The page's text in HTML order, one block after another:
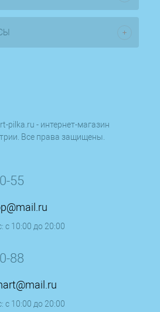
pilka.ru - интернет-магазин
Все права защищены.
55
с 10:00 до 20:00
88
с 10:00 до 20:00